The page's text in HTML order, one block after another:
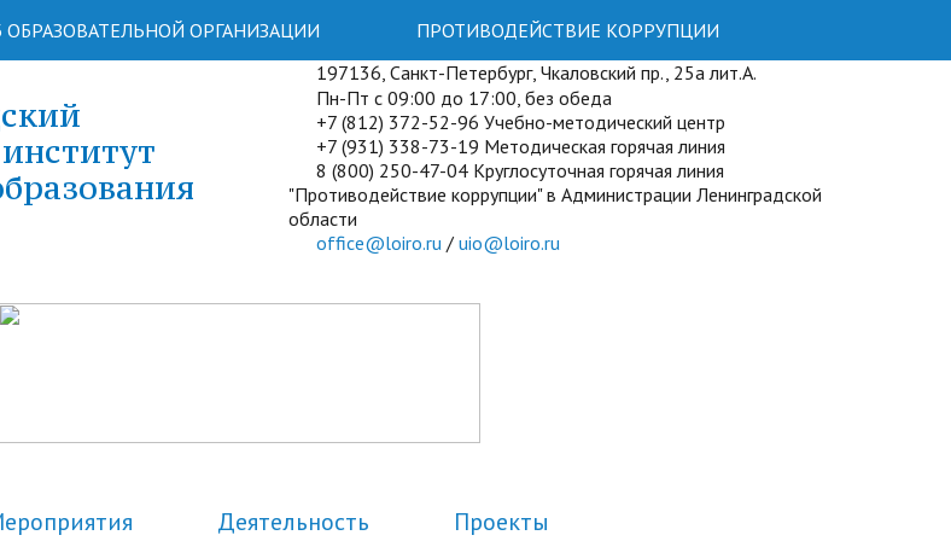
ПРОТИВОДЕЙСТВИЕ КОРРУПЦИИ
ОБРАЗОВАТЕЛЬНОЙ ОРГАНИЗАЦИИ
197136, Санкт-Петербург, Чкаловский пр., 25а лит.А.
Пн-Пт с 09:00 до 17:00, без обеда
+7 (812) 372-52-96 Учебно-методический центр
+7 (931) 338-73-19 Методическая горячая линия
8 (800) 250-47-04 Круглосуточная горячая линия
"Противодействие коррупции" в Администрации Ленинградской
области
office@loiro.ru /uio@loiro.ru
Деятельность Проекты